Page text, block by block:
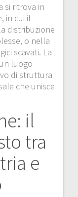
si ritrova in
in cui il
distribuzione
o nella
scavati. La
luogo
di struttura
che unisce
il
tra
e